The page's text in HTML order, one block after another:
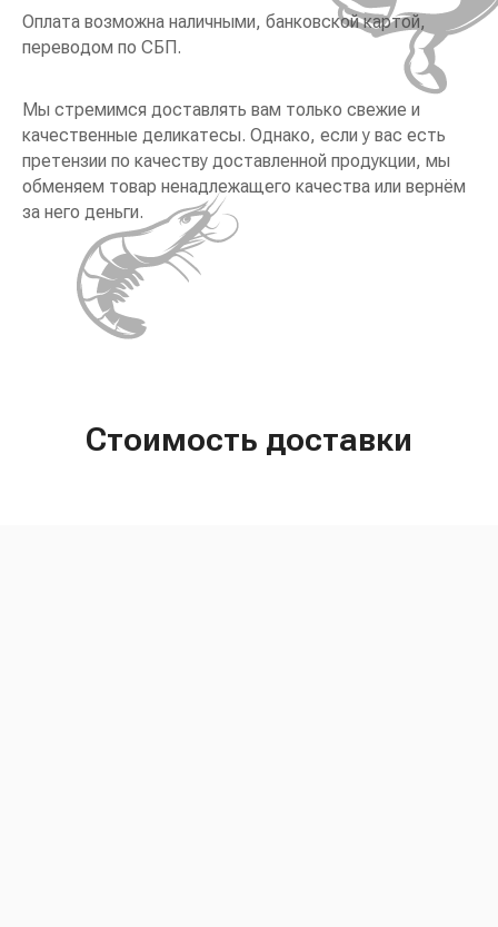
Оплата возможна наличными, банковской картой,
переводом по СБП.
Мы стремимся доставлять вам только свежие и
качественные деликатесы. Однако, если у вас есть
претензии по качеству доставленной продукции, мы
обменяем товар ненадлежащего качества или вернём
за него деньги.
Стоимость доставки